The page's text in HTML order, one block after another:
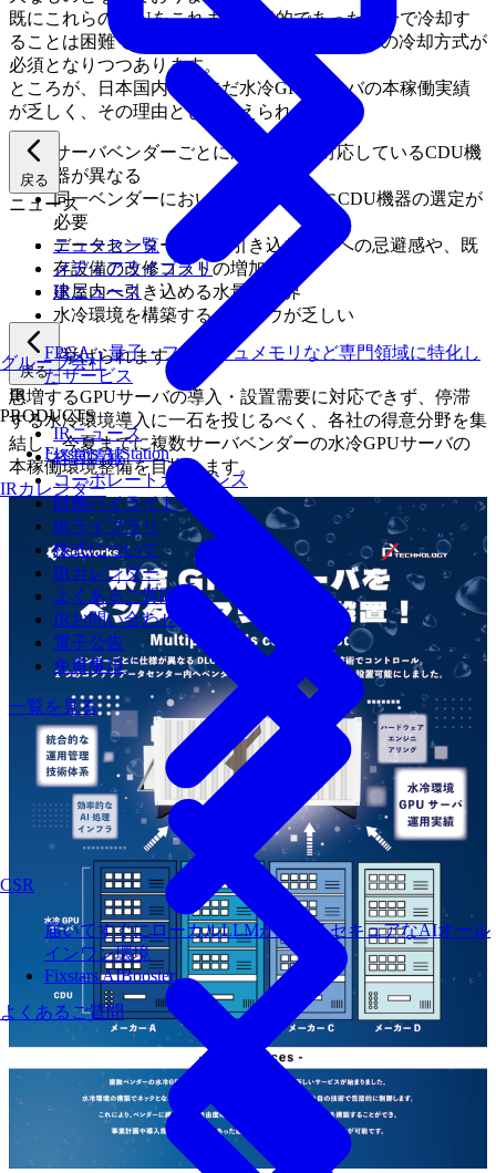
戻る
ニュース
ニュース一覧
メディアライブラリ
IRニュース
戻る
IR
IRニュース
経営情報
コーポレートガバナンス
財務ハイライト
IRライブラリ
株式について
IRカレンダー
よくあるご質問
IRお問い合わせ
電子公告
免責事項
一覧を見る
グループ会社
CSR
FPGA・量子・フラッシュメモリなど専門領域に特化し
たサービス
PRODUCTS
Fixstars AIStation
届いてすぐにローカルLLMが使えるセキュアなAIオール
インワン環境
Fixstars AIBooster
IRカレンダー
よくあるご質問
既にこれらのGPUをこれまで一般的であった空冷で冷却す
ることは困難で、液体で熱を吸収する「水冷」の冷却方式が
必須となりつつあります。
ところが、日本国内では未だ水冷GPUサーバの本稼働実績
が乏しく、その理由として考えられる点は、
サーバベンダーごとに冷却仕様や対応しているCDU機
器が異なる
同一ベンダーにおいてもGPUごとにCDU機器の選定が
必要
データセンターへ水を引き込むことへの忌避感や、既
存設備の改修コストの増加
建屋内へ引き込める水量の限界
水冷環境を構築するノウハウが乏しい
などが挙げられます。
急増するGPUサーバの導入・設置需要に対応できず、停滞
する水冷環境導入に一石を投じるべく、各社の得意分野を集
結し、今夏までに複数サーバベンダーの水冷GPUサーバの
本稼働環境整備を目指します。